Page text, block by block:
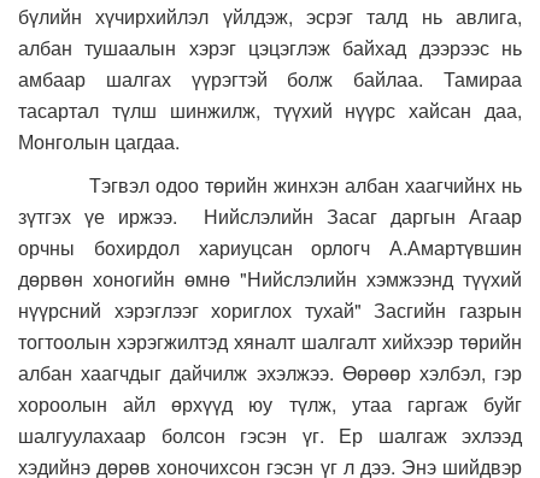
бүлийн хүчирхийлэл үйлдэж, эсрэг талд нь авлига,
албан тушаалын хэрэг цэцэглэж байхад дээрээс нь
амбаар шалгах үүрэгтэй болж байлаа. Тамираа
тасартал түлш шинжилж, түүхий нүүрс хайсан даа,
Монголын цагдаа.
Тэгвэл одоо төрийн жинхэн албан хаагчийнх нь
зүтгэх үе иржээ. Нийслэлийн Засаг даргын Агаар
орчны бохирдол хариуцсан орлогч А.Амартүвшин
дөрвөн хоногийн өмнө "Нийслэлийн хэмжээнд түүхий
нүүрсний хэрэглээг хориглох тухай" Засгийн газрын
тогтоолын хэрэгжилтэд хяналт шалгалт хийхээр төрийн
албан хаагчдыг дайчилж эхэлжээ. Өөрөөр хэлбэл, гэр
хороолын айл өрхүүд юу түлж, утаа гаргаж буйг
шалгуулахаар болсон гэсэн үг. Ер шалгаж эхлээд
хэдийнэ дөрөв хоночихсон гэсэн үг л дээ. Энэ шийдвэр